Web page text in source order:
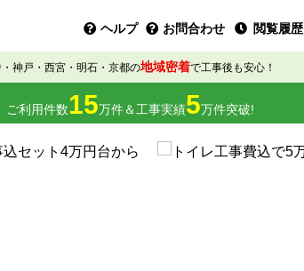
ヘルプ お問合わせ 閲覧履歴
神戸・西宮・明石・京都の地域密着で工事後も安心！
ご利用件数15万件＆工事実績5万件突破!